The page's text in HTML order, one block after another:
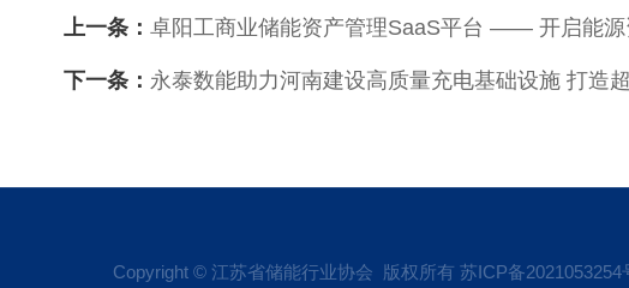
上一条： 卓阳工商业储能资产管理SaaS平台 —— 开启能源
下一条： 永泰数能助力河南建设高质量充电基础设施 打造
Copyright © 江苏省储能行业协会 版权所有苏ICP备2021053254